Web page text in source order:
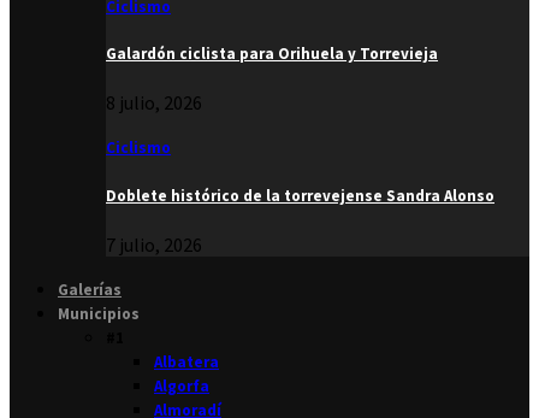
Ciclismo
Galardón ciclista para Orihuela y Torrevieja
8 julio, 2026
Ciclismo
Doblete histórico de la torrevejense Sandra Alonso
7 julio, 2026
Galerías
Municipios
Albatera
Algorfa
Almoradí